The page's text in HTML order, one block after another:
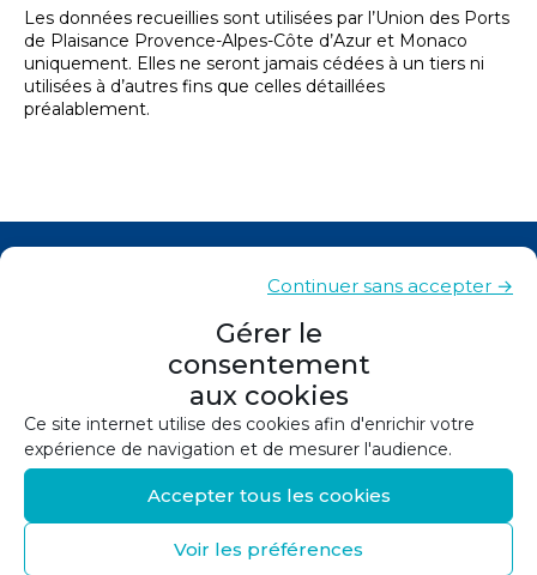
Gérer le
consentement
aux cookies
Ce site internet utilise des cookies afin d'enrichir votre
expérience de navigation et de mesurer l'audience.
Accepter tous les cookies
Continuer sans accepter →
Voir les préférences
Les données recueillies sont utilisées par l’Union des Ports
de Plaisance Provence-Alpes-Côte d’Azur et Monaco
uniquement. Elles ne seront jamais cédées à un tiers ni
utilisées à d’autres fins que celles détaillées
préalablement.
Mentions légales
Politique de confidentialité
Politique de cookies (UE)